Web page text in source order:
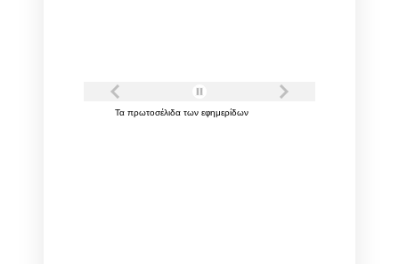
Τα πρωτοσέλιδα των εφημερίδων